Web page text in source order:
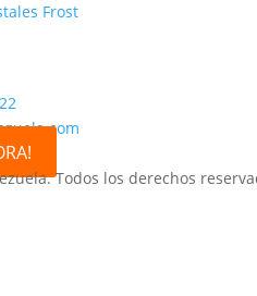
Frost
Todos los derechos